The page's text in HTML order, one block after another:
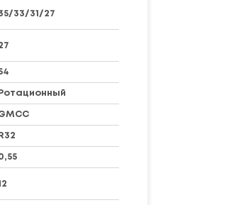
33/31/27
Ротационный
R32